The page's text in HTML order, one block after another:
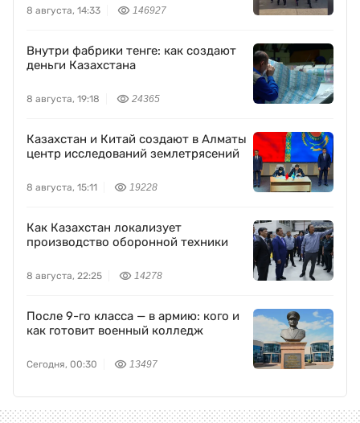
8 августа, 14:33 146927
Внутри фабрики тенге: как создают
деньги Казахстана
8 августа, 19:18 24365
Казахстан и Китай создают в Алматы
центр исследований землетрясений
8 августа, 15:11 19228
Как Казахстан локализует
производство оборонной техники
8 августа, 22:25 14278
После 9-го класса — в армию: кого и
как готовит военный колледж
Сегодня, 00:30 13497